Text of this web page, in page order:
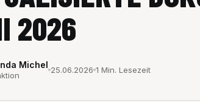
2026
Michel 25.06.2026 1 Min. Lesezeit